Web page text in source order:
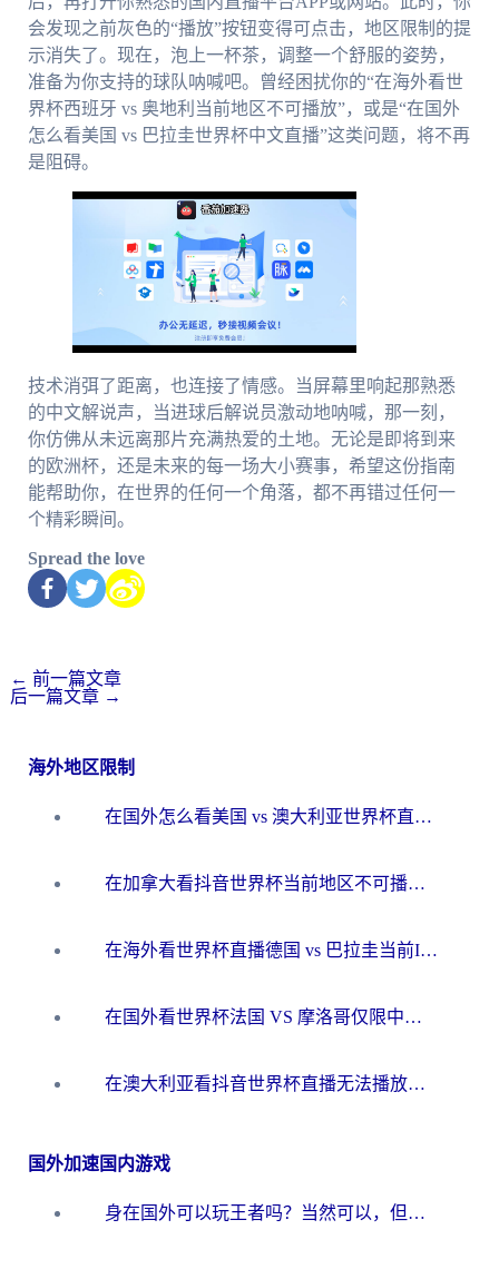
会发现之前灰色的“播放”按钮变得可点击，地区限制的提
示消失了。现在，泡上一杯茶，调整一个舒服的姿势，
准备为你支持的球队呐喊吧。曾经困扰你的“在海外看世
界杯西班牙 vs 奥地利当前地区不可播放”，或是“在国外
怎么看美国 vs 巴拉圭世界杯中文直播”这类问题，将不再
是阻碍。
技术消弭了距离，也连接了情感。当屏幕里响起那熟悉
的中文解说声，当进球后解说员激动地呐喊，那一刻，
你仿佛从未远离那片充满热爱的土地。无论是即将到来
的欧洲杯，还是未来的每一场大小赛事，希望这份指南
能帮助你，在世界的任何一个角落，都不再错过任何一
个精彩瞬间。
Spread the love
← 前一篇文章
后一篇文章 →
海外地区限制
在国外怎么看美国 vs 澳大利亚世界杯直播？海外党必藏的中文解说观赛指南
在加拿大看抖音世界杯当前地区不可播放？海外党体育观赛终极指南
在海外看世界杯直播德国 vs 巴拉圭当前IP受限制？这篇指南帮你轻松解决地区限制
在国外看世界杯法国 VS 摩洛哥仅限中国大陆？别让地域限制拦下你的欢呼
在澳大利亚看抖音世界杯直播无法播放？海外党体育观赛终极指南来了！
国外加速国内游戏
身在国外可以玩王者吗？当然可以，但你需要这份“加速”指南